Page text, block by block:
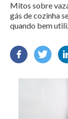
Mitos sobre
gás de cozinha
quando bem